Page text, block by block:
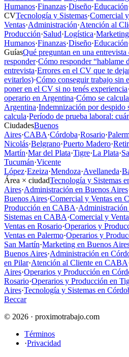
Humanos·Finanzas·Diseño·Educación
CVTecnología y Sistemas·Comercial y
Ventas·Administración·Atención al
Producción·Salud·Logística·Marketing
Humanos·Finanzas·Diseño·Educación
GuíasQué preguntan en una
responder·Cómo responder “hablame
entrevista·Errores en el CV que te
evitarlos)·Cómo conseguir trabajo sin
poner en el CV si no tenés experiencia·
operario en Argentina·Cómo se
Argentina·Indemnización por despido
calcula·Período de prueba laboral:
CiudadesBuenos
Aires·CABA·Córdoba·Rosario·
Nicolás·Belgrano·Puerto Madero·
Martín·Mar del Plata·Tigre·La Plata·
Tucumán·Vicente
López·Ezeiza·Mendoza·Avellaneda·
Área × ciudadTecnología y Sistemas
Aires·Administración en Buenos Aires
Buenos Aires·Comercial y Ventas en
Producción en CABA·
Sistemas en CABA·Comercial y
Ventas en Rosario·Operarios y
Ventas en Palermo·Operarios y
San Martín·Marketing en Buenos
Buenos Aires·Administración en
en Pilar·Atención al Cliente en CABA
Aires·Operarios y Producción en
Rosario·Operarios y Producción en
Aires·Tecnología y Sistemas en
Beccar
© 2026 · proximotrabajo.com
Términos
·Privacidad